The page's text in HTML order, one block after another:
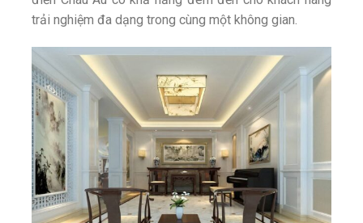
trải nghiệm đa dạng trong cùng một không gian.